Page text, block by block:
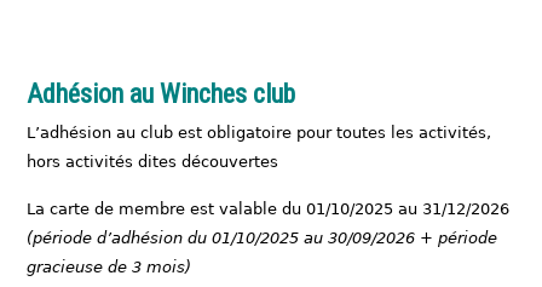
Adhésion au Winches club
L’adhésion au club est obligatoire pour toutes les activités,
hors activités dites découvertes
La carte de membre est valable du 01/10/2025 au 31/12/2026
(période d’adhésion du 01/10/2025 au 30/09/2026 + période
gracieuse de 3 mois)